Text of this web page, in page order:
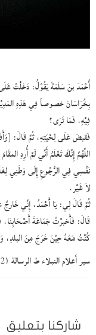
أَحْمَدَ بنَ سَلَمَةَ يَقُوْلُ: دَخَلْتُ عَلَى
بِخُرَاسَانَ خصوصاً فِي هَذِهِ
فِيْهِ، فَمَا تَرَى؟
اللَّهُمَّ إِنَّكَ تَعْلَمُ أَنِّي لَمْ أُرِدِ
نَفْسِي فِي الرُّجُوعِ إِلَى وَطَنِي
لاَ غَيْر.
ثُمَّ قَالَ لِي: يَا أَحْمَدُ، إِنِّي خَارجٌ غَداً لتتخلَّصُوا
قَالَ: فَأَخبرْتُ جَمَاعَةَ أَصْحَابِنَا،
كُنْتُ مَعَهُ حِيْنَ خَرَجَ مِنَ البلدِ،
سير أعلام النبلاء ط الرسالة (12/ 459)
شاركنا بتعليق